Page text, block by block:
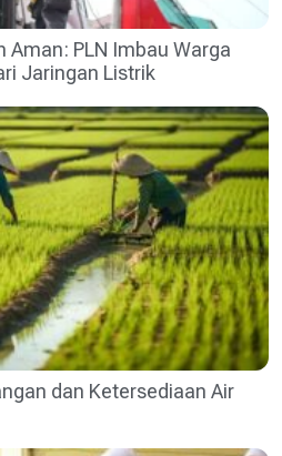
PLN Imbau Warga
Jaringan Listrik
dan Ketersediaan Air